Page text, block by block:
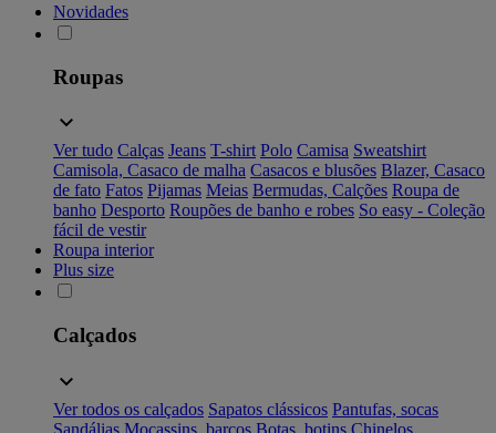
Novidades
Roupas
Ver tudo Calças Jeans T-shirt Polo Camisa Sweatshirt
Camisola, Casaco de malha Casacos e blusões Blazer, Casaco
de fato Fatos Pijamas Meias Bermudas, Calções Roupa de
banho Desporto Roupões de banho e robes So easy - Coleção
fácil de vestir
Roupa interior
Plus size
Calçados
Ver todos os calçados Sapatos clássicos Pantufas, socas
Sandálias Mocassins, barcos Botas, botins Chinelos